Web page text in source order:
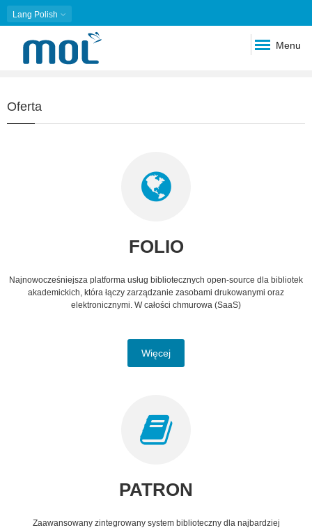
Lang Polish
Menu
Oferta
FOLIO
Najnowocześniejsza platforma usług bibliotecznych open-source dla bibliotek
akademickich, która łączy zarządzanie zasobami drukowanymi oraz
elektronicznymi. W całości chmurowa (SaaS)
Więcej
PATRON
Zaawansowany zintegrowany system biblioteczny dla najbardziej